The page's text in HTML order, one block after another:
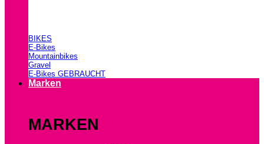
BIKES
E-Bikes
Mountainbikes
Gravel
E-Bikes GEBRAUCHT
Marken
MARKEN